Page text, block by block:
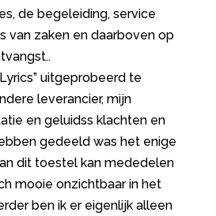
de begeleiding, service
van zaken en daarboven op
uitgeprobeerd te
leverancier, mijn
en geluidss klachten en
gedeeld was het enige
dit toestel kan mededelen
mooie onzichtbaar in het
ben ik er eigenlijk alleen